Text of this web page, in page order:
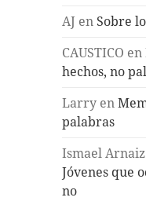
AJ en Sobre
CAUSTICO en
hechos, no
Larry en
palabras
Ismael
Jóvenes que
no